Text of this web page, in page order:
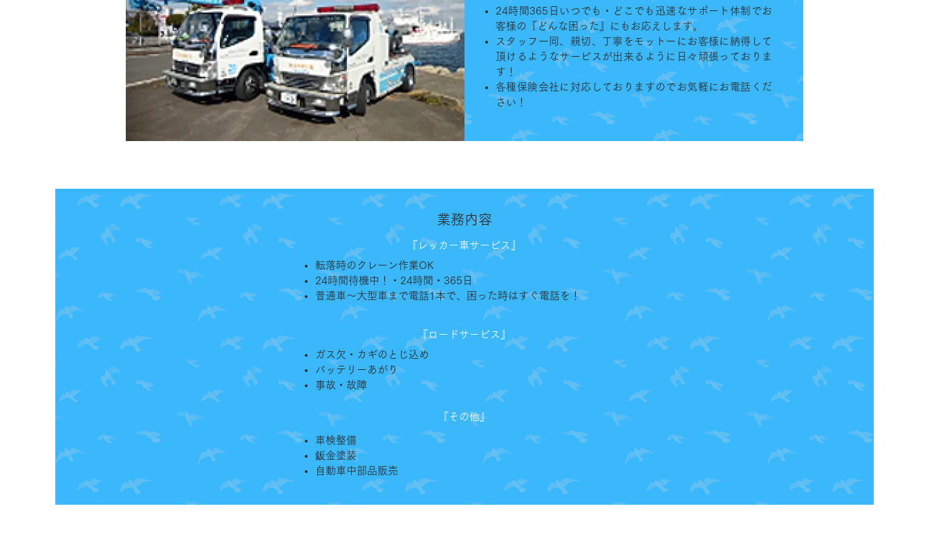
24時間365日いつでも・どこでも迅速なサポート体制でお
客様の『どんな困った』にもお応えします。
スタッフ一同、親切、丁寧をモットーにお客様に納得して
頂けるようなサービスが出来るように日々頑張っておりま
す！
各種保険会社に対応しておりますのでお気軽にお電話くだ
さい！
業務内容
『レッカー車サービス』
​転落時のクレーン作業OK​
24時間待機中！・24時間・365日
普通車～大型車まで電話1本で、困った時はすぐ電話を！
『ロードサービス』
ガス欠・カギのとじ込め​
バッテリーあがり
事故・故障
『その他』
車検整備
鈑金塗装
自動車中部品販売